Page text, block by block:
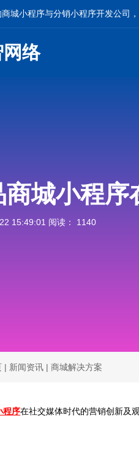
商城小程序与分销小程序开发公司
络
商城小程序
15:49:01 阅读： 1140
| 新闻资讯 | 商城解决方案
程序在社交媒体时代的营销创新及